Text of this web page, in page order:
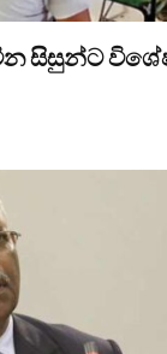
සිසුන්ට